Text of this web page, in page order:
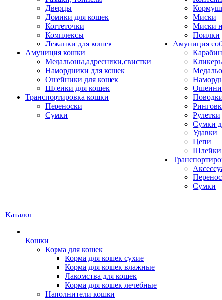
Дверцы
Домики для кошек
Когтеточки
Комплексы
Лежанки для кошек
Амуниция кошки
Медальоны,адресники,свистки
Намордники для кошек
Ошейники для кошек
Шлейки для кошек
Транспортировка кошки
Переноски
Сумки
Миски
Миски
Поилки
Амуниция
Рулетки
Сумки
Удавки
Цепи
Шлейки
Сумки
Каталог
Кошки
Корма для кошек
Корма для кошек сухие
Корма для кошек влажные
Лакомства для кошек
Корма для кошек лечебные
Наполнители кошки